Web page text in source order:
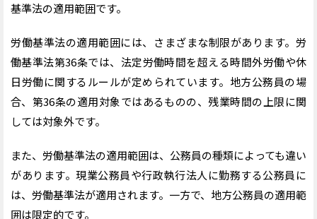
基準法の適用範囲です。
労働基準法の適用範囲には、さまざまな制限があります。労
働基準法第36条では、法定労働時間を超える時間外労働や休
日労働に関するルールが定められています。地方公務員の場
合、第36条の適用対象ではあるものの、残業時間の上限に関
しては対象外です。
また、労働基準法の適用範囲は、公務員の種類によっても違い
があります。現業公務員や行政執行法人に勤務する公務員に
は、労働基準法が適用されます。一方で、地方公務員の適用範
囲は限定的です。